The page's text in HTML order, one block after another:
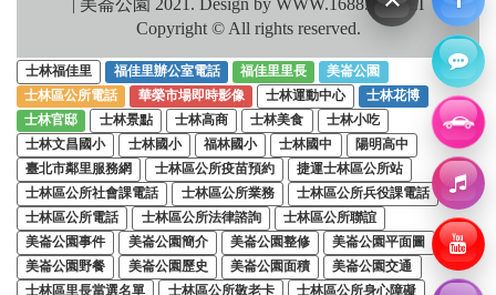
| 美崙公園 2021. Design by WWW.1688.TAIPEI
Copyright © All rights reserved.
士林福佳里 福佳里辦公室電話 福佳里里長
美崙公園
士林區公所電話
華榮市場即時影像 士林運動中心
士林花博
士林官邸
士林景點 士林高商 士林美食
士林小吃
士林文昌國小
士林國小 福林國小 士林國中
陽明高中
臺北市鄰里服務網
士林區公所疫苗預約
捷運士林區公所站
士林區公所社會課電話
士林區公所業務
士林區公所兵役課電話
士林區公所電話
士林區公所法律諮詢
士林區公所聯誼
美崙公園事件
美崙公園簡介 美崙公園整修
美崙公園平面圖
美崙公園野餐
美崙公園歷史 美崙公園面積
美崙公園交通
士林區里長當選名單
士林區公所敬老卡
士林區公所身心障礙